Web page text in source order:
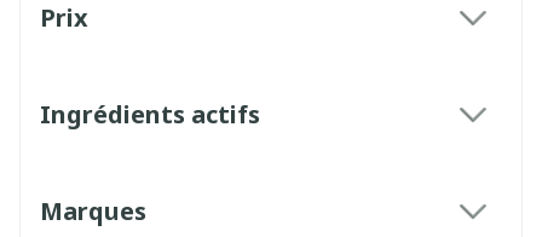
Prix
Ingrédients actifs
Marques